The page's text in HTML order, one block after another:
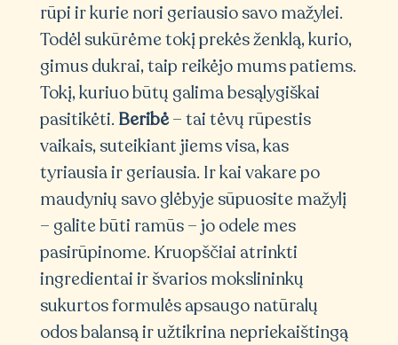
rūpi ir kurie nori geriausio savo mažylei.
Todėl sukūrėme tokį prekės ženklą, kurio,
gimus dukrai, taip reikėjo mums patiems.
Tokį, kuriuo būtų galima besąlygiškai
pasitikėti. Beribė– tai tėvų rūpestis
vaikais, suteikiant jiems visa, kas
tyriausia ir geriausia. Ir kai vakare po
maudynių savo glėbyje sūpuosite mažylį
– galite būti ramūs – jo odele mes
pasirūpinome. Kruopščiai atrinkti
ingredientai ir švarios mokslininkų
sukurtos formulės apsaugo natūralų
odos balansą ir užtikrina nepriekaištingą